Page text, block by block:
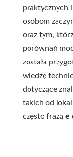
praktycznych
osobom
oraz tym,
porównań
została
wiedzę
dotyczące
takich od
często frazą e